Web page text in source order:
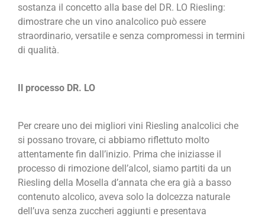
sostanza il concetto alla base del DR. LO Riesling:
dimostrare che un vino analcolico può essere
straordinario, versatile e senza compromessi in termini
di qualità.
Il processo DR. LO
Per creare uno dei migliori vini Riesling analcolici che
si possano trovare, ci abbiamo riflettuto molto
attentamente fin dall’inizio. Prima che iniziasse il
processo di rimozione dell’alcol, siamo partiti da un
Riesling della Mosella d’annata che era già a basso
contenuto alcolico, aveva solo la dolcezza naturale
dell’uva senza zuccheri aggiunti e presentava